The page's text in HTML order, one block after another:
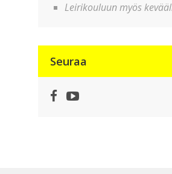
Leirikouluun myös
Seuraa
Facebook
YouTube